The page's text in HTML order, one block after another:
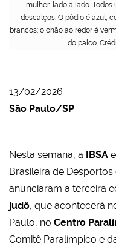
mulher, lado a lado.
descalços. O pódio é azul,
brancos; o chão ao redor é
do palco.
13/02/2026
São Paulo/SP
Nesta semana, a IBSA
Brasileira de Desportos
anunciaram a terceira
judô, que acontecerá
Paulo, no Centro
Comitê Paralímpico e